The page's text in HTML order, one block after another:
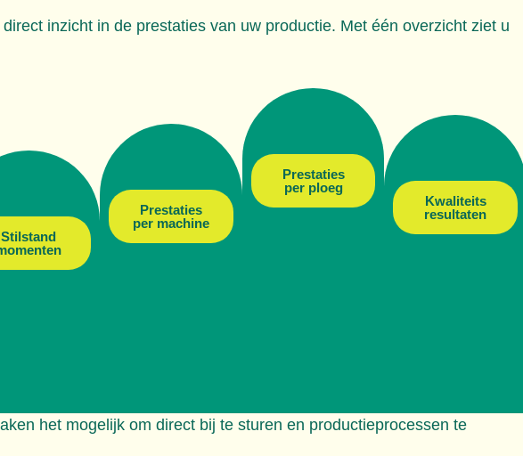
inzicht in de prestaties van uw productie. Met één overzicht ziet u
Stilstand
Prestaties
per machine
Prestaties
per ploeg
Kwaliteits
resultaten
het mogelijk om direct bij te sturen en productieprocessen te